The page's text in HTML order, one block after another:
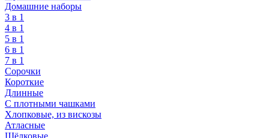
Домашние наборы
3 в 1
4 в 1
5 в 1
6 в 1
7 в 1
Сорочки
Короткие
Длинные
С плотными чашками
Хлопковые, из вискозы
Атласные
Шёлковые